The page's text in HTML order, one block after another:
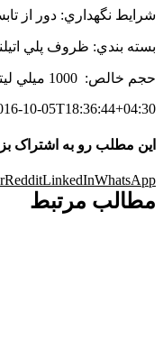
شرايط نگهداري: دور از تابش مستقيم نور و
بسته بندي: ظروف پلي
حجم خالص: 1000 ميلي ليتر
10-05T18:36:44+04:30
این مطلب رو به اشتراک
RedditLinkedInWhatsApp
مطالب مرتبط